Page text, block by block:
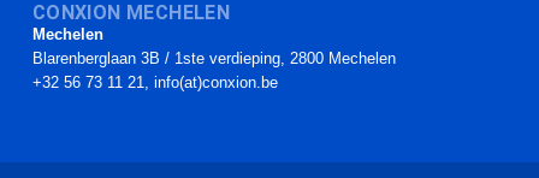
CONXION MECHELEN
Mechelen
Blarenberglaan 3B / 1ste verdieping, 2800 Mechelen
+32 56 73 11 21, info(at)conxion.be